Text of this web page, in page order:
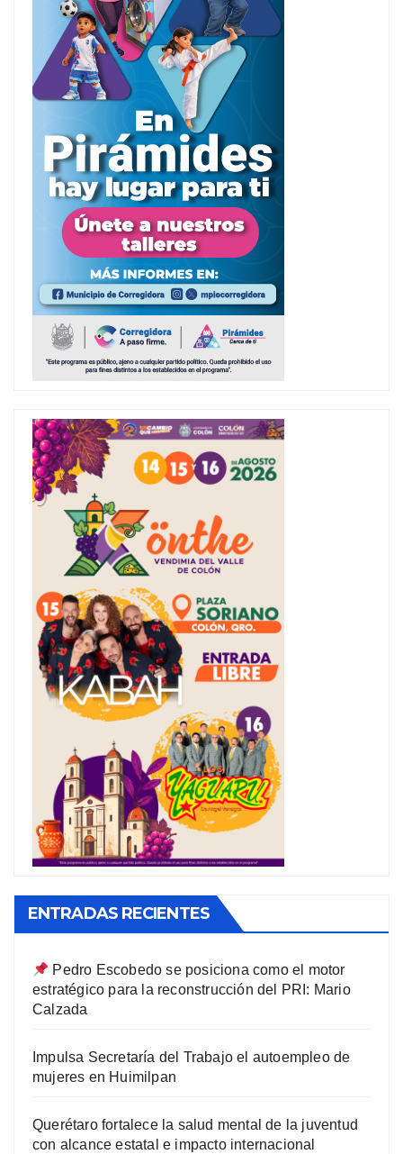
ENTRADAS RECIENTES
Pedro Escobedo se posiciona como el motor
estratégico para la reconstrucción del PRI: Mario
Calzada
Impulsa Secretaría del Trabajo el autoempleo de
mujeres en Huimilpan
Querétaro fortalece la salud mental de la juventud
con alcance estatal e impacto internacional